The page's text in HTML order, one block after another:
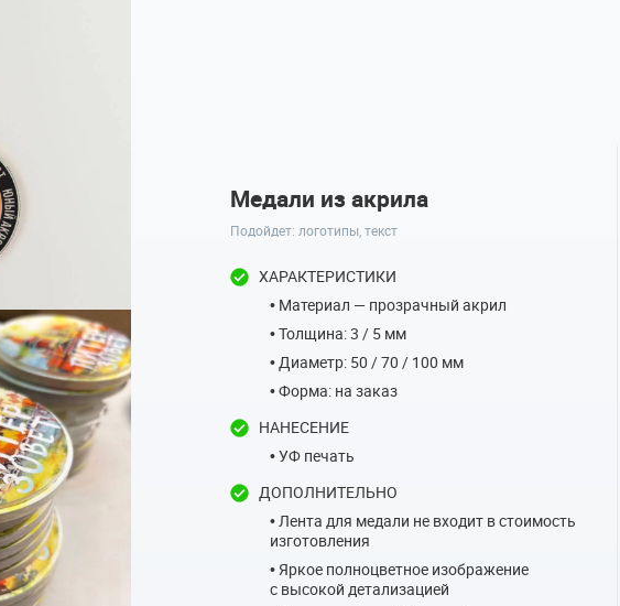
Медали из акрила
Подойдет: логотипы, текст
ХАРАКТЕРИСТИКИ
• Материал — прозрачный акрил
• Толщина: 3 / 5 мм
• Диаметр: 50 / 70 / 100 мм
• Форма: на заказ
НАНЕСЕНИЕ
• УФ печать
ДОПОЛНИТЕЛЬНО
• Лента для медали не входит в стоимость
изготовления
• Яркое полноцветное изображение
с высокой детализацией